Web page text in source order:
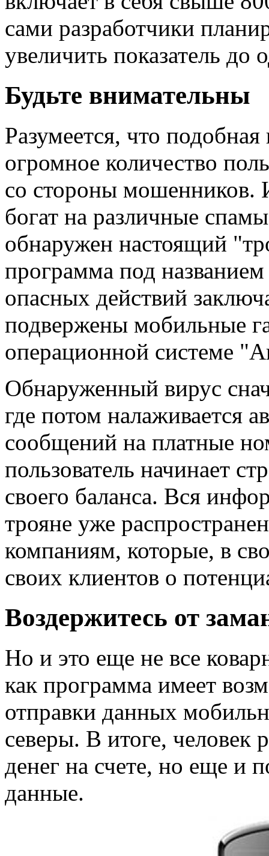
сами разработчики
увеличить показатель до
Будьте внимательны
Разумеется, что
огромное количество
со стороны мошенников.
богат на различные
обнаружен настоящий
программа под
опасных действий
подвержены мобильные
операционной системе
Обнаруженный вирус
где потом налаживается
сообщений на платные
пользователь начинает
своего баланса. Вся
трояне уже
компаниям, которые, в
своих клиентов о
Воздержитесь от
Но и это еще не все
как программа имеет
отправки данных
северы. В итоге, человек
денег на счете, но еще и
данные.